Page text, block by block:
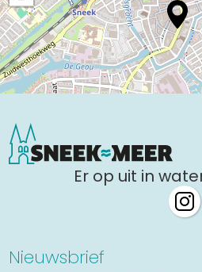
Er op uit in
Nieuwsbrief